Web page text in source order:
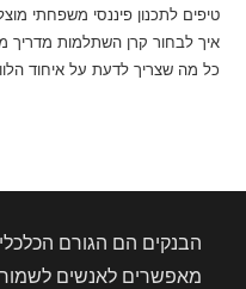
טיפים לתכנון פיננסי משפחתי
איך לבחור קרן השתלמות מדריך
כל מה שצריך לדעת על איחוד
הבנקים הם הגורם
מאפשרים לאנשים